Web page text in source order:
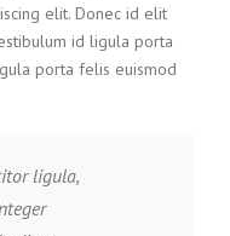
elit. Donec id elit
id ligula porta
porta felis euismod
ligula,